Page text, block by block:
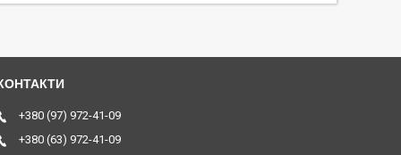
+380 (97) 972-41-09
+380 (63) 972-41-09